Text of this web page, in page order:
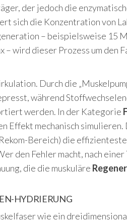
der jedoch die
sich die Konzentration von
– beispielsweise 15
– wird dieser Prozess um den
Durch die
während
werden. In der Kategorie
Effekt mechanisch
Bereich) die
den Fehler macht, nach
die die muskuläre
HYDRIERUNG
wie ein